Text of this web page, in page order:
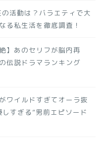
活動は？バラエティで大
る私生活を徹底調査！
】あのセリフが脳内再
伝説ドラマランキング
ワイルドすぎてオーラ抜
すぎる”男前エピソード